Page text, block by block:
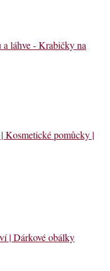
láhve - Krabičky na
Kosmetické pomůcky |
| Dárkové obálky